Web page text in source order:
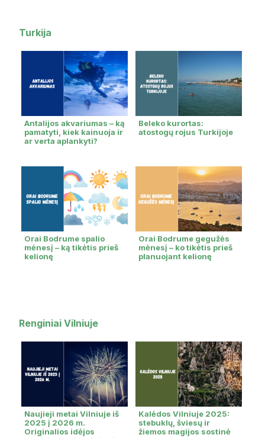
Turkija
Antalijos akvariumas – ką
pamatyti, kiek kainuoja ir
ar verta aplankyti?
Beleko kurortas:
atostogų rojus Turkijoje
Orai Bodrume spalio
mėnesį – ką tikėtis prieš
kelionę
Orai Bodrume gegužės
mėnesį – ko tikėtis prieš
planuojant kelionę
Renginiai Vilniuje
Naujieji metai Vilniuje iš
2025 į 2026 m.
Originalios idėjos
Kalėdos Vilniuje 2025:
stebuklų, šviesų ir
žiemos magijos sostinė